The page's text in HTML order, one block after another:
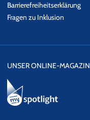
Barrierefreiheitserklärung
Fragen zu Inklusion
UNSER ONLINE-MAGAZIN